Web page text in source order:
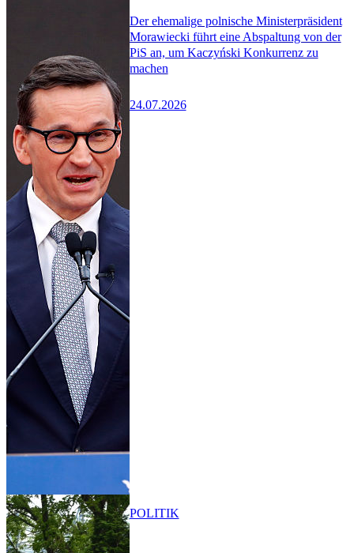
Der ehemalige polnische Ministerpräsident
Morawiecki führt eine Abspaltung von der
PiS an, um Kaczyński Konkurrenz zu
machen
24.07.2026
POLITIK